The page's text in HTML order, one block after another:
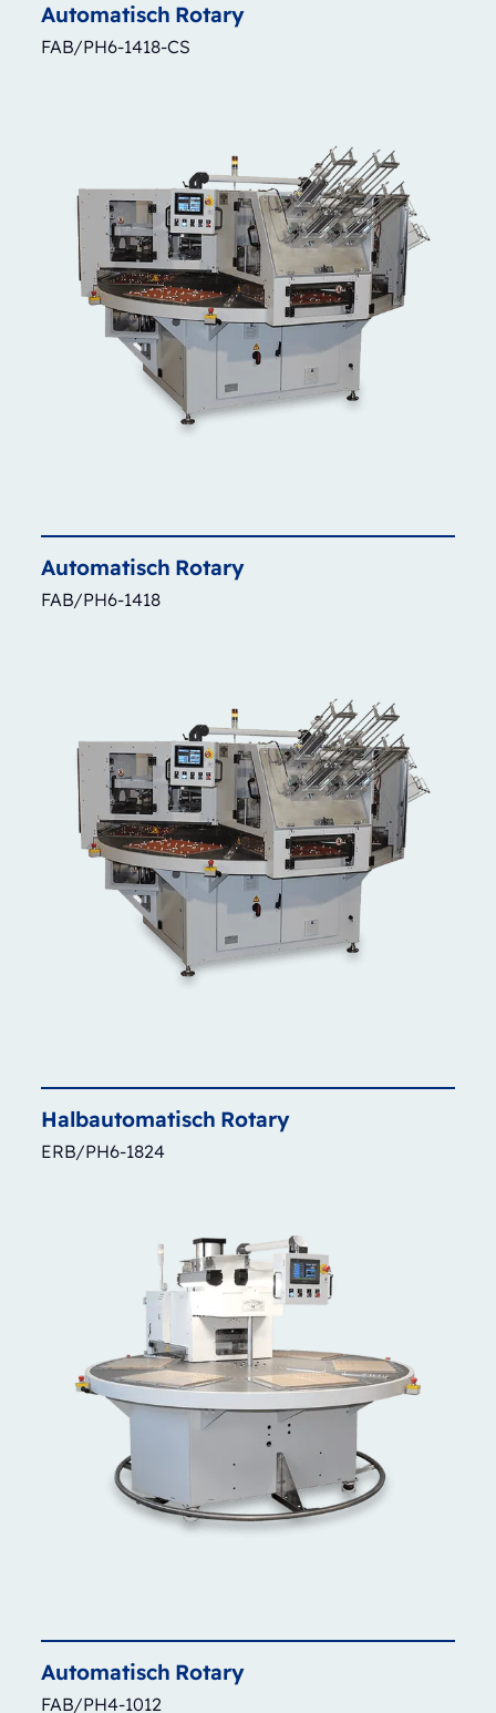
Automatisch Rotary
FAB/PH6-1418-CS
Automatisch Rotary
FAB/PH6-1418
Halbautomatisch Rotary
ERB/PH6-1824
Automatisch Rotary
FAB/PH4-1012